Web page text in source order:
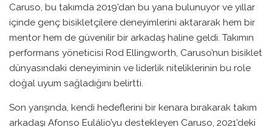
Caruso, bu takımda 2019’dan bu yana bulunuyor ve yıllar
içinde genç bisikletçilere deneyimlerini aktararak hem bir
mentor hem de güvenilir bir arkadaş haline geldi. Takımın
performans yöneticisi Rod Ellingworth, Caruso’nun bisiklet
dünyasındaki deneyiminin ve liderlik niteliklerinin bu role
doğal uyum sağladığını belirtti.
Son yarışında, kendi hedeflerini bir kenara bırakarak takım
arkadaşı Afonso Eulálio’yu destekleyen Caruso, 2021’deki